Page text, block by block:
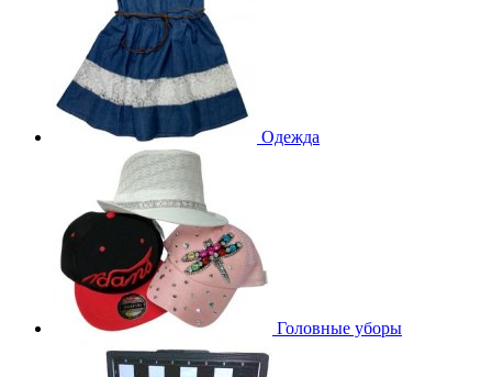
Одежда
Головные уборы